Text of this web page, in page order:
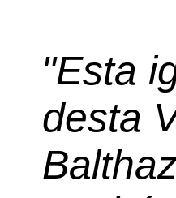
"Esta
desta